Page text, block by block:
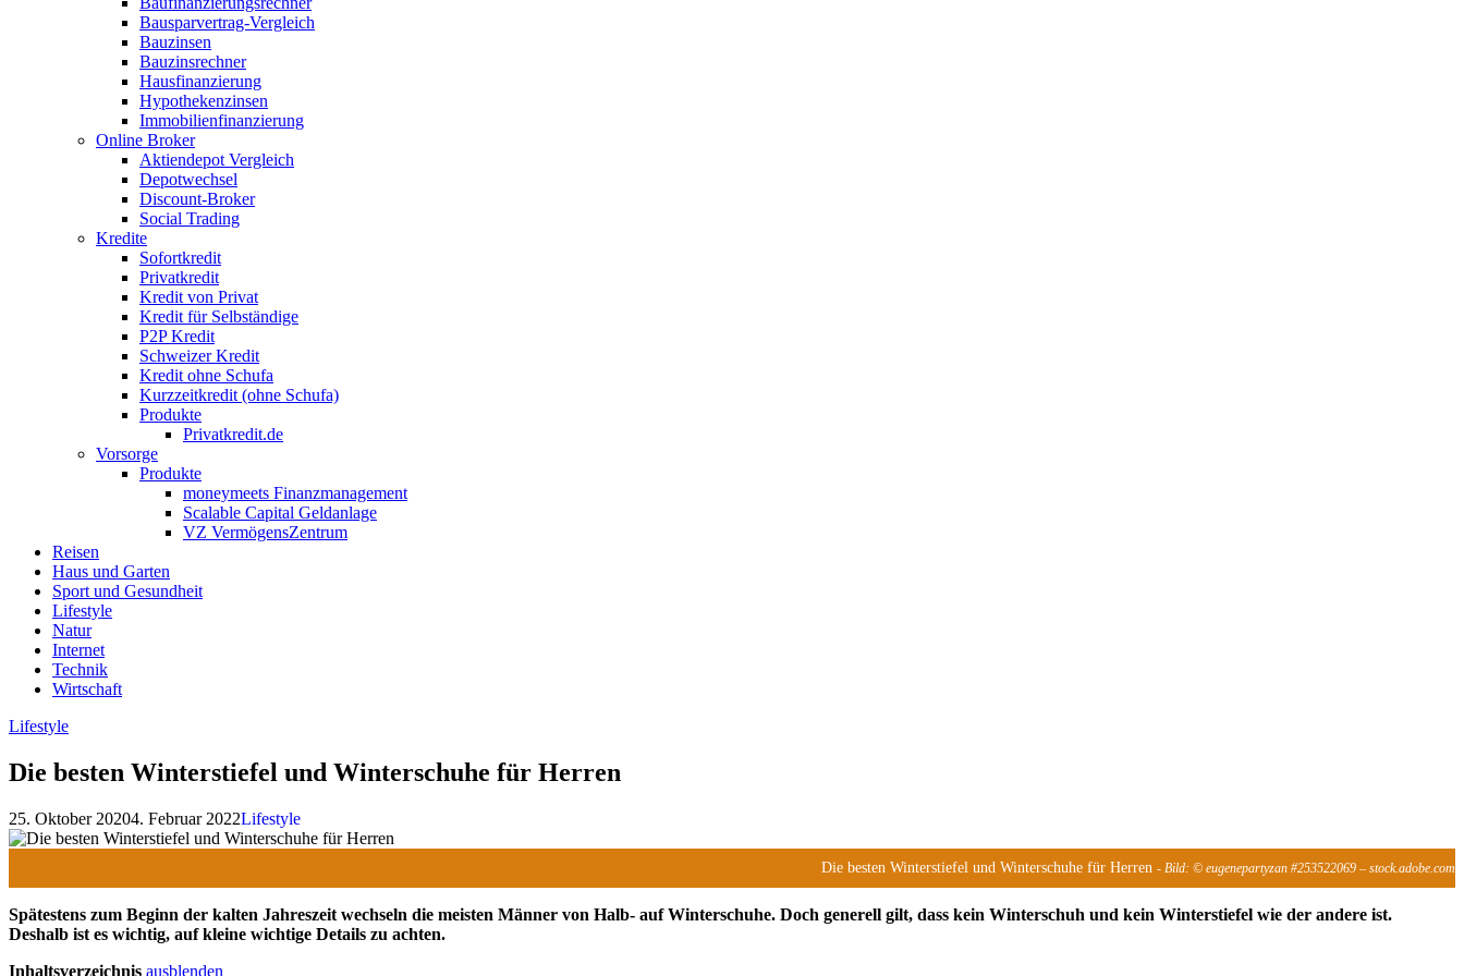
Bausparvertrag-Vergleich
Bauzinsen
Bauzinsrechner
Hausfinanzierung
Hypothekenzinsen
Immobilienfinanzierung
Online Broker
Aktiendepot Vergleich
Depotwechsel
Discount-Broker
Social Trading
Kredite
Sofortkredit
Privatkredit
Kredit von Privat
Kredit für Selbständige
P2P Kredit
Schweizer Kredit
Kredit ohne Schufa
Kurzzeitkredit (ohne Schufa)
Produkte
Privatkredit.de
Vorsorge
Produkte
moneymeets Finanzmanagement
Scalable Capital Geldanlage
VZ VermögensZentrum
Reisen
Haus und Garten
Sport und Gesundheit
Lifestyle
Natur
Internet
Technik
Wirtschaft
Lifestyle
Die besten Winterstiefel und Winterschuhe für Herren
25. Oktober 20204. Februar 2022Lifestyle
Die besten Winterstiefel und Winterschuhe für Herren - Bild: © eugenepartyzan #253522069 – stock.adobe.com
Spätestens zum Beginn der kalten Jahreszeit wechseln die meisten Männer von Halb- auf Winterschuhe. Doch generell gilt, dass kein Winterschuh und kein Winterstiefel wie der andere ist.
Deshalb ist es wichtig, auf kleine wichtige Details zu achten.
Inhaltsverzeichnis ausblenden